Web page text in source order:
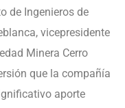
de Ingenieros de
vicepresidente
Minera Cerro
que la compañía
aporte